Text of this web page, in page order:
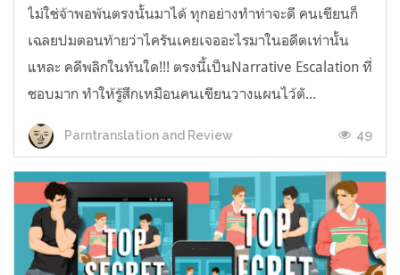
ไม่ใช่จ้าพอพ้นตรงนั้นมาได้ ทุกอย่างทำท่าจะดี คนเขียนก็
เฉลยปมตอนท้ายว่าไครันเคยเจออะไรมาในอดีตเท่านั้น
แหละ คดีพลิกในทันใด!!! ตรงนี้เป็นNarrative Escalation ที่
ชอบมาก ทำให้รู้สึกเหมือนคนเขียนวางแผนไว้ตั...
Parntranslation and Review 49